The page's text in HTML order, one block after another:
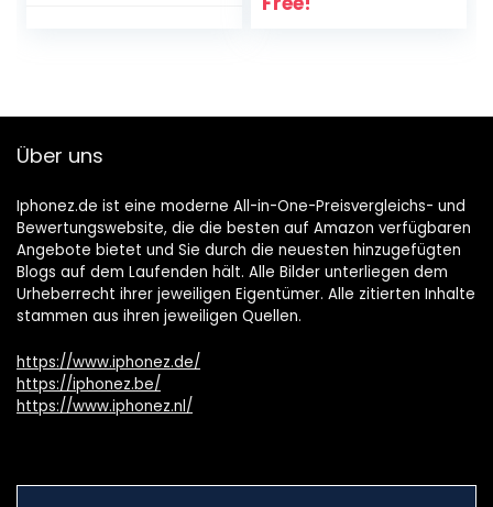
Über uns
Iphonez.de ist eine moderne All-in-One-Preisvergleichs- und
Bewertungswebsite, die die besten auf Amazon verfügbaren
Angebote bietet und Sie durch die neuesten hinzugefügten
Blogs auf dem Laufenden hält. Alle Bilder unterliegen dem
Urheberrecht ihrer jeweiligen Eigentümer. Alle zitierten Inhalte
stammen aus ihren jeweiligen Quellen.
https://www.iphonez.de/
https://iphonez.be/
https://www.iphonez.nl/